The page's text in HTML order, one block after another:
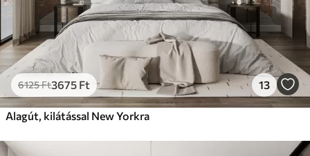
6125Ft3675 Ft 13
Alagút, kilátással New Yorkra